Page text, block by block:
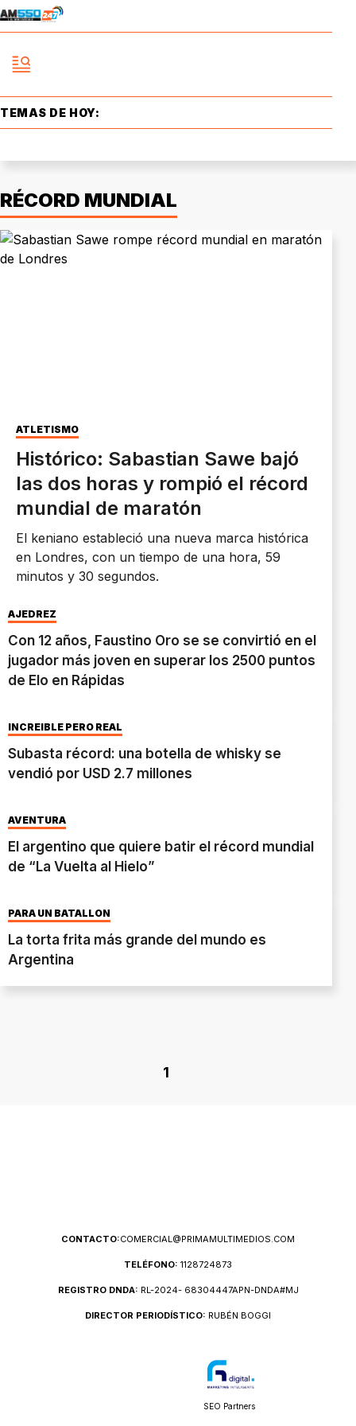
TEMAS DE HOY:
RÉCORD MUNDIAL
ATLETISMO
Histórico: Sabastian Sawe bajó
las dos horas y rompió el récord
mundial de maratón
El keniano estableció una nueva marca histórica
en Londres, con un tiempo de una hora, 59
minutos y 30 segundos.
AJEDREZ
Con 12 años, Faustino Oro se se convirtió en el
jugador más joven en superar los 2500 puntos
de Elo en Rápidas
INCREÍBLE PERO REAL
Subasta récord: una botella de whisky se
vendió por USD 2.7 millones
AVENTURA
El argentino que quiere batir el récord mundial
de “La Vuelta al Hielo”
PARA UN BATALLÓN
La torta frita más grande del mundo es
Argentina
1
CONTACTO:COMERCIAL@PRIMAMULTIMEDIOS.COM
TELÉFONO: 1128724873
REGISTRO DNDA: RL-2024- 68304447APN-DNDA#MJ
DIRECTOR PERIODÍSTICO: RUBÉN BOGGI
SEO Partners